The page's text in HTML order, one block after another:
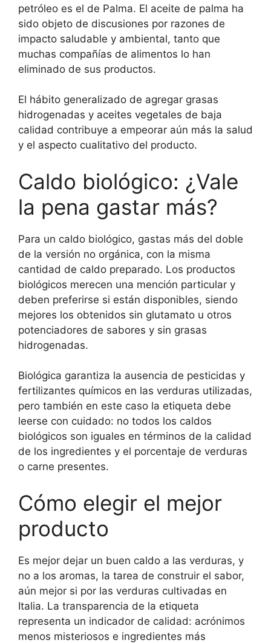
petróleo es el de Palma. El aceite de palma ha
sido objeto de discusiones por razones de
impacto saludable y ambiental, tanto que
muchas compañías de alimentos lo han
eliminado de sus productos.
El hábito generalizado de agregar grasas
hidrogenadas y aceites vegetales de baja
calidad contribuye a empeorar aún más la salud
y el aspecto cualitativo del producto.
Caldo biológico: ¿Vale
la pena gastar más?
Para un caldo biológico, gastas más del doble
de la versión no orgánica, con la misma
cantidad de caldo preparado. Los productos
biológicos merecen una mención particular y
deben preferirse si están disponibles, siendo
mejores los obtenidos sin glutamato u otros
potenciadores de sabores y sin grasas
hidrogenadas.
Biológica garantiza la ausencia de pesticidas y
fertilizantes químicos en las verduras utilizadas,
pero también en este caso la etiqueta debe
leerse con cuidado: no todos los caldos
biológicos son iguales en términos de la calidad
de los ingredientes y el porcentaje de verduras
o carne presentes.
Cómo elegir el mejor
producto
Es mejor dejar un buen caldo a las verduras, y
no a los aromas, la tarea de construir el sabor,
aún mejor si por las verduras cultivadas en
Italia. La transparencia de la etiqueta
representa un indicador de calidad: acrónimos
menos misteriosos e ingredientes más